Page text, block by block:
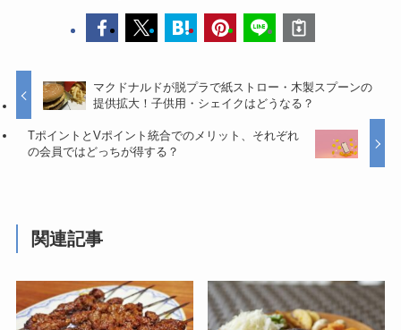
マクドナルドが脱プラで紙ストロー・木製スプーンの
提供拡大！子供用・シェイクはどうなる？
TポイントとVポイント統合でのメリット、それぞれ
の会員ではどっちが得する？
関連記事